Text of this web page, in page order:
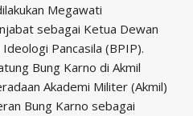
Megawati
sebagai Ketua Dewan
Pancasila (BPIP).
Bung Karno di Akmil
Akademi Militer (Akmil)
Bung Karno sebagai